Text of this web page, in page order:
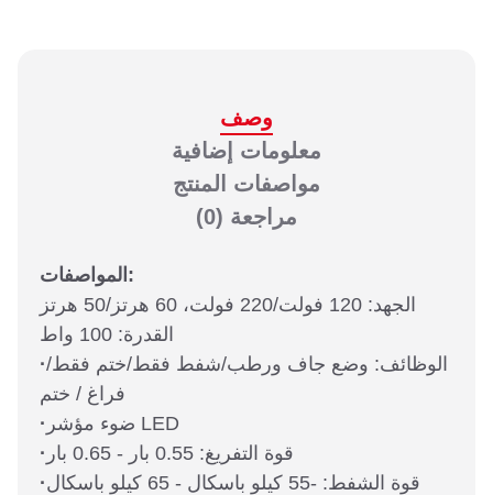
وصف
معلومات إضافية
مواصفات المنتج
مراجعة (0)
المواصفات:
الجهد: 120 فولت/220 فولت، 60 هرتز/50 هرتز
القدرة: 100 واط
·الوظائف: وضع جاف ورطب/شفط فقط/ختم فقط/
فراغ / ختم
·
ضوء مؤشر LED
·
قوة التفريغ: 0.55 بار - 0.65 بار
·
قوة الشفط: -55 كيلو باسكال - 65 كيلو باسكال